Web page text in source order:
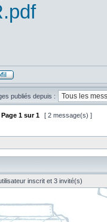
publiés depuis :
Page 1 sur1 [ 2 message(s) ]
inscrit et 3 invité(s)